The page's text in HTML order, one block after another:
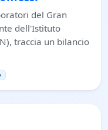
del Gran
dell'Istituto
traccia un bilancio